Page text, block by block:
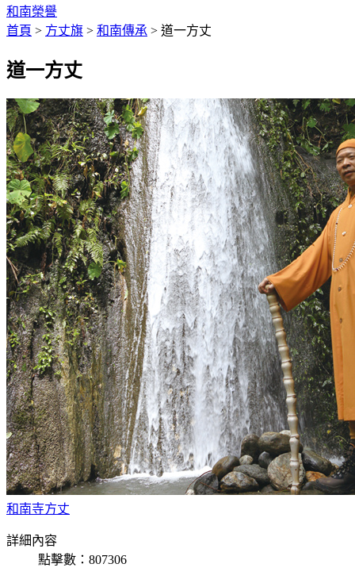
和南榮譽
首頁 > 方丈旗 > 和南傳承 > 道一方丈
道一方丈
和南寺方丈
詳細內容
點擊數：807306